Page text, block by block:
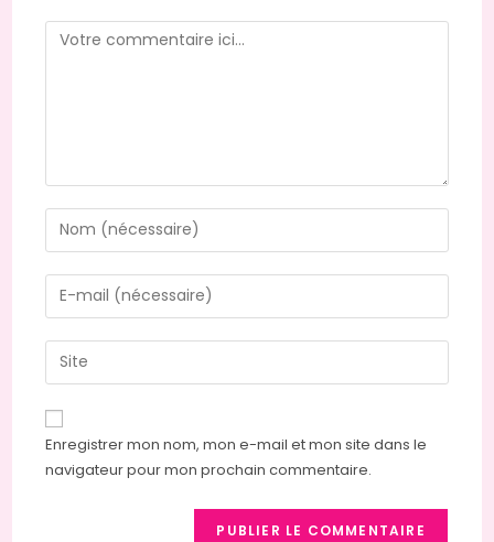
Enregistrer mon nom, mon e-mail et mon site dans le
navigateur pour mon prochain commentaire.